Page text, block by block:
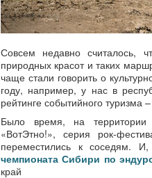
Совсем недавно считалось,
природных красот и таких
чаще стали говорить о
году, например, у нас в
рейтинге событийного туризма –
Было время, на территории
«ВотЭтно!», серия рок-
переместились к соседям.
чемпионата Сибири по
край